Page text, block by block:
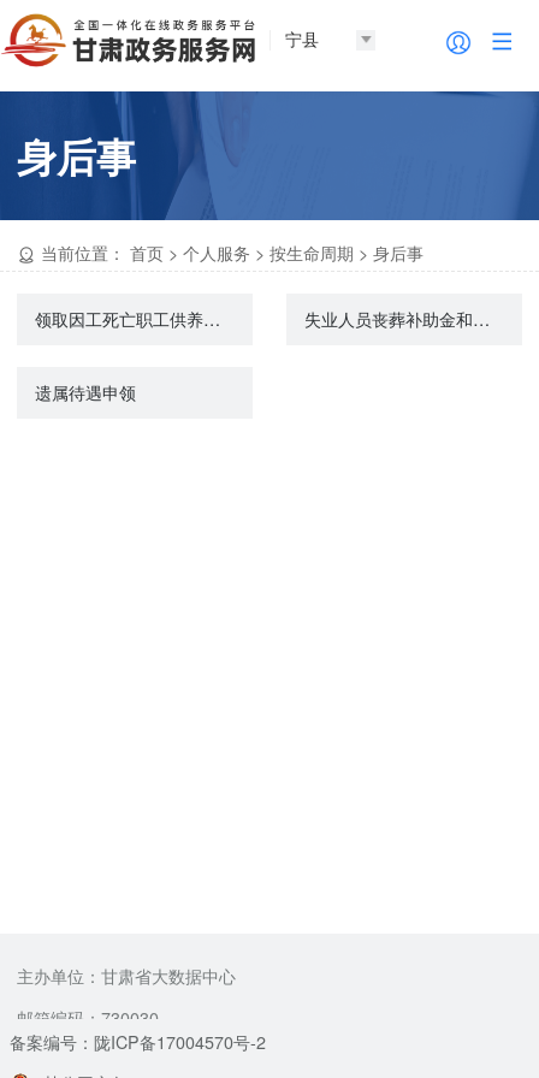
宁县
身后事
当前位置： 首页 >个人服务 >按生命周期 >身后事
领取因工死亡职工供养亲属待遇资格认证 失业人员丧葬补助金和抚恤金申领
遗属待遇申领
主办单位：甘肃省大数据中心
邮箱编码：730030
备案编号：陇ICP备17004570号-2